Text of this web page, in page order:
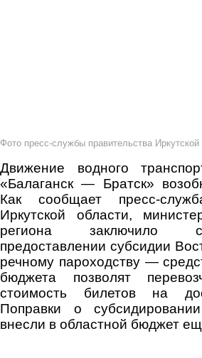
Фото пресс-службы правительства Иркутской
Движение водного
«Балаганск — Братск»
Как сообщает
Иркутской области,
региона заключило
предоставлении субсидии
речному пароходству —
бюджета позволят
стоимость билетов на
Поправки о
внесли в областной бюджет